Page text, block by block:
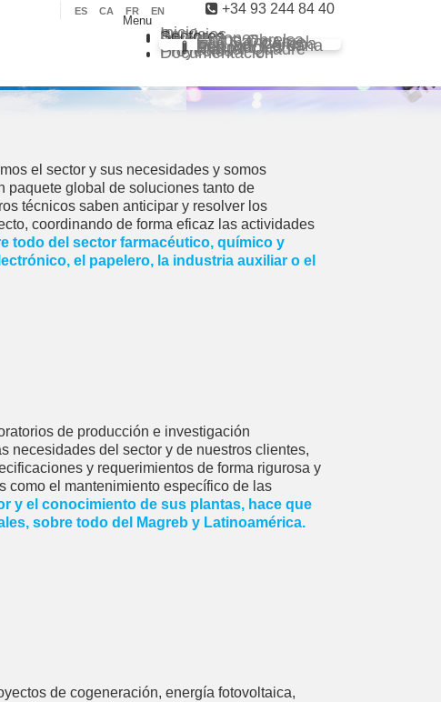
+34 93 244 84 40
ES CA FR EN
Menu
Inicio
Servicios
Sectores
Delegaciones
Grupo Obrelsa
Sarl Saim Argel
Eco Ind. Chilena
Eco Ind. Peruana
Eco Ind. Renovables
Master Quadre
Proyectos
Documentación
el sector y sus necesidades y somos
paquete global de soluciones tanto de
técnicos saben anticipar y resolver los
coordinando de forma eficaz las actividades
todo del sector farmacéutico, químico y
el papelero, la industria auxiliar o el
de producción e investigación
necesidades del sector y de nuestros clientes,
y requerimientos de forma rigurosa y
como el mantenimiento específico de las
y el conocimiento de sus plantas, hace que
sobre todo del Magreb y Latinoamérica.
de cogeneración, energía fotovoltaica,